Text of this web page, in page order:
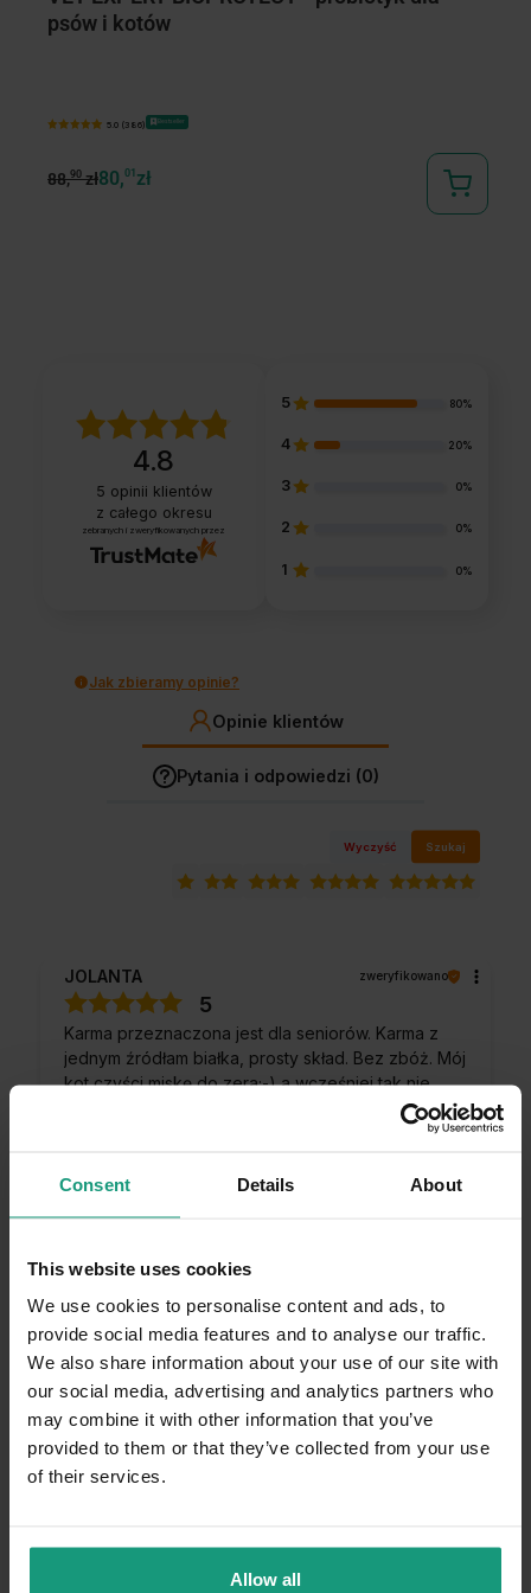
Consent Details About
This website uses cookies
We use cookies to personalise content and ads, to
provide social media features and to analyse our traffic.
We also share information about your use of our site with
our social media, advertising and analytics partners who
may combine it with other information that you’ve
provided to them or that they’ve collected from your use
of their services.
Allow all
psów i kotów
5.0 (386) Bestseller
88,90zł80,01 zł
4.8
5 opinii klientów
z całego okresu
zebranych i zweryfikowanych przez
5 80%
4 20%
3 0%
2 0%
1 0%
Jak zbieramy opinie?
Opinie klientów
Pytania i odpowiedzi (0)
Wyczyść Szukaj
Bardzo cieszy nas Twoja świetna recenzja!
klientów takich jak Ty i jesteśmy zadowoleni,
że nam się udało. Mamy nadzieję, że do nas
wrócisz :) Pozdrawiamy
JOLANTA zweryfikowano
5
Karma przeznaczona jest dla seniorów. Karma z
jednym źródłam białka, prosty skład. Bez zbóż. Mój
kot czyści miskę do zera;-) a wcześniej tak nie
Dziękujemy za tak pozytywną opinię - to czysta
przyjemność obsługiwać takich klientów!
Jolanta zweryfikowano
5
Nasz wybredny kotek zjadł karmę, zwykle woli
świeże surowe mięsko
2/14/2025
0
0